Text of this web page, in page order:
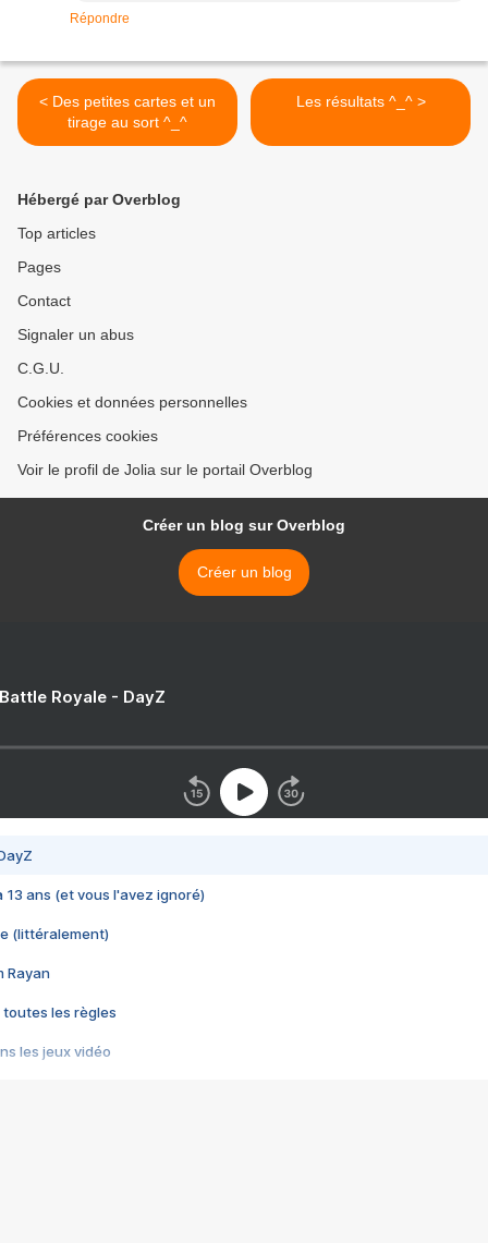
Répondre
< Des petites cartes et un
tirage au sort ^_^
Les résultats ^_^ >
Hébergé par Overblog
Top articles
Pages
Contact
Signaler un abus
C.G.U.
Cookies et données personnelles
Préférences cookies
Voir le profil de Jolia sur le portail Overblog
Créer un blog sur Overblog
Créer un blog
Royale - DayZ
13 ans (et vous l'avez ignoré)
(littéralement)
Rayan
toutes les règles
les jeux vidéo